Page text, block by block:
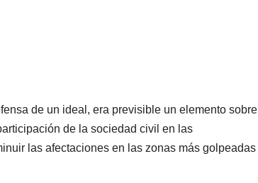
de un ideal, era previsible un elemento sobre
de la sociedad civil en las
las afectaciones en las zonas más golpeadas